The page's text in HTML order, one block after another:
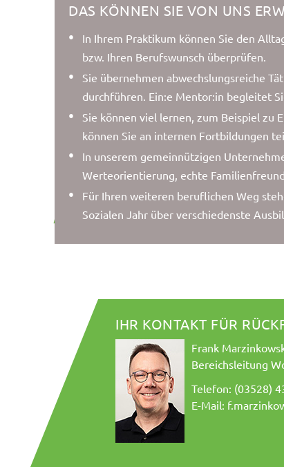
DAS KÖNNEN SIE VON UNS
In Ihrem Praktikum können Sie den
bzw. Ihren Berufswunsch überprüfen.
Sie übernehmen abwechslungsreiche
durchführen. Ein:e Mentor:in begleitet
Sie können viel lernen, zum Beispiel zu
können Sie an internen Fortbildungen
In unserem gemeinnützigen
Werteorientierung, echte
Für Ihren weiteren beruflichen Weg
Sozialen Jahr über verschiedenste
IHR KONTAKT FÜR
Frank
Bereichsleitung
Telefon: (03528)
E-Mail: